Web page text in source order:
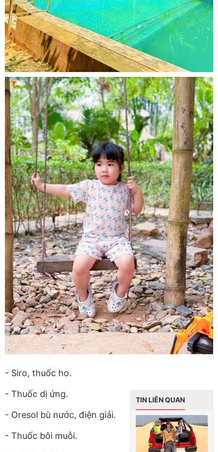
- Siro, thuốc ho.
TIN LIÊN QUAN
- Thuốc dị ứng.
- Oresol bù nước, điện giải.
- Thuốc bôi muỗi.